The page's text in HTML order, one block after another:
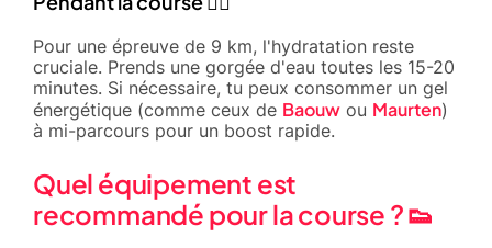
Pour une épreuve de 9 km, l'hydratation reste
cruciale. Prends une gorgée d'eau toutes les 15-20
minutes. Si nécessaire, tu peux consommer un gel
énergétique (comme ceux de Baouw ou Maurten)
à mi-parcours pour un boost rapide.
Quel équipement est
recommandé pour la course ? 👟